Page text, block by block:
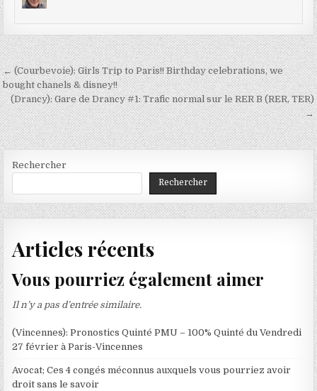
Navigation
de
l’article
← (Courbevoie): Girls Trip to Paris!! Birthday celebrations, we
bought chanels & disney!!
(Drancy): Gare de Drancy #1: Trafic normal sur le RER B (RER, TER)
→
Rechercher
Rechercher
Articles récents
Vous pourriez également aimer
Il n’y a pas d’entrée similaire.
(Vincennes): Pronostics Quinté PMU – 100% Quinté du Vendredi
27 février à Paris-Vincennes
Avocat; Ces 4 congés méconnus auxquels vous pourriez avoir
droit sans le savoir